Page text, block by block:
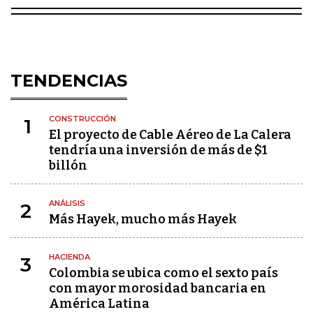
TENDENCIAS
1 CONSTRUCCIÓN
El proyecto de Cable Aéreo de La Calera
tendría una inversión de más de $1
billón
2 ANÁLISIS
Más Hayek, mucho más Hayek
3 HACIENDA
Colombia se ubica como el sexto país
con mayor morosidad bancaria en
América Latina